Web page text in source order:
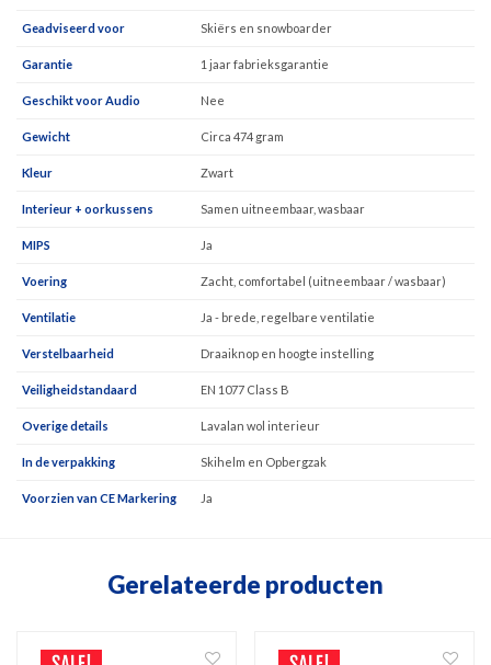
Geadviseerd voor Skiërs en snowboarder
Garantie 1 jaar fabrieksgarantie
Geschikt voor Audio Nee
Gewicht Circa 474 gram
Kleur Zwart
Interieur + oorkussens Samen uitneembaar, wasbaar
MIPS Ja
Voering Zacht, comfortabel (uitneembaar / wasbaar)
Ventilatie Ja - brede, regelbare ventilatie
Verstelbaarheid Draaiknop en hoogte instelling
Veiligheidstandaard EN 1077 Class B
Overige details Lavalan wol interieur
In de verpakking Skihelm en Opbergzak
Voorzien van CE Markering Ja
Gerelateerde producten